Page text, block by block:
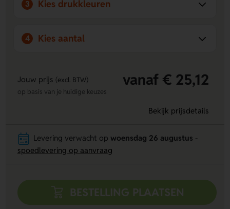
en denken graag met je mee. Daarnaast hebben wij een
beter te organiseren en veiliger te maken.
3 Kies drukkleuren
4 Kies aantal
Jouw prijs (excl. BTW) vanaf € 25,12
op basis van je huidige keuzes
Bekijk prijsdetails
Levering verwacht op woensdag 26 augustus
spoedlevering op aanvraag
BESTELLING PLAATSEN